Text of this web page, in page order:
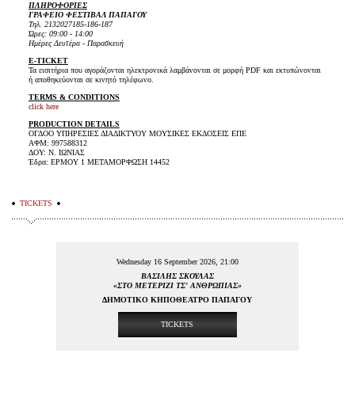
ΠΛΗΡΟΦΟΡΙΕΣ
ΓΡΑΦΕΙΟ ΦΕΣΤΙΒΑΛ ΠΑΠΑΓΟΥ
Τηλ. 2132027185-186-187
Ώρες: 09:00 - 14:00
Ημέρες Δευτέρα - Παρασκευή
E-TICKET
Τα εισιτήρια που αγοράζονται ηλεκτρονικά λαμβάνονται σε μορφή PDF και εκτυπώνονται
ή αποθηκεύονται σε κινητό τηλέφωνο.
TERMS & CONDITIONS
click here
PRODUCTION DETAILS
ΟΓΔΟΟ ΥΠΗΡΕΣΙΕΣ ΔΙΑΔΙΚΤΥΟΥ ΜΟΥΣΙΚΕΣ ΕΚΔΟΣΕΙΣ ΕΠΕ
ΑΦΜ: 997588312
ΔΟΥ: Ν. ΙΩΝΙΑΣ
Έδρα: ΕΡΜΟΥ 1 ΜΕΤΑΜΟΡΦΩΣΗ 14452
TICKETS
Wednesday 16 September 2026, 21:00
ΒΑΣΙΛΗΣ ΣΚΟΥΛΑΣ
«ΣΤΟ ΜΕΤΕΡΙΖΙ ΤΣ' ΑΝΘΡΩΠΙΑΣ»
ΔΗΜΟΤΙΚΟ ΚΗΠΟΘΕΑΤΡΟ ΠΑΠΑΓΟΥ
TICKETS